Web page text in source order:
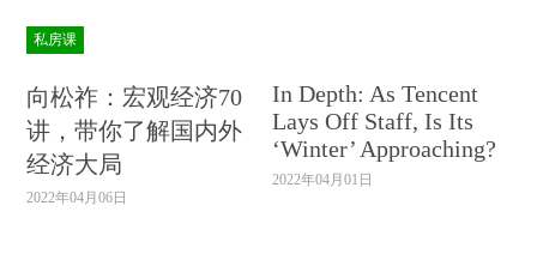
私房课
向松祚：宏观经济70
讲，带你了解国内外
经济大局
2022年04月06日
In Depth: As Tencent
Lays Off Staff, Is Its
‘Winter’ Approaching?
2022年04月01日